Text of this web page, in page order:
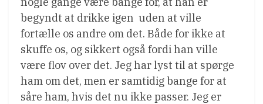
begyndt at drikke igen  uden at ville
fortælle os andre om det. Både for ikke at
skuffe os, og sikkert også fordi han ville
være flov over det. Jeg har lyst til at spørge
ham om det, men er samtidig bange for at
såre ham, hvis det nu ikke passer. Jeg er